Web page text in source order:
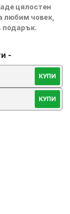
цялостен
любим човек,
подарък.
-
КУПИ
КУПИ